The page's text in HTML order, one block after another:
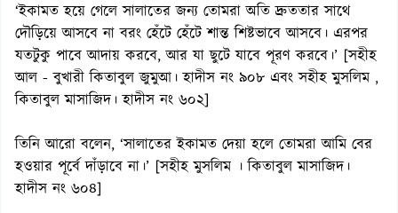
‘ইকামত হয়ে গেলে সালাতের জন্য তোমরা অতি দ্রুততার সাথে
দৌড়িয়ে আসবে না বরং হেঁটে হেঁটে শান্ত শিষ্টভাবে আসবে। এরপর
যতটুকু পাবে আদায় করবে, আর যা ছুটে যাবে পূরণ করবে।’ [সহীহ
আল - বুখারী কিতাবুল জুমুআ। হাদীস নং ৯০৮ এবং সহীহ মুসলিম ,
কিতাবুল মাসাজিদ। হাদীস নং ৬০২]
তিনি আরো বলেন, ‘সালাতের ইকামত দেয়া হলে তোমরা আমি বের
হওয়ার পূর্বে দাঁড়াবে না।’ [সহীহ মুসলিম । কিতাবুল মাসাজিদ।
হাদীস নং ৬০৪]